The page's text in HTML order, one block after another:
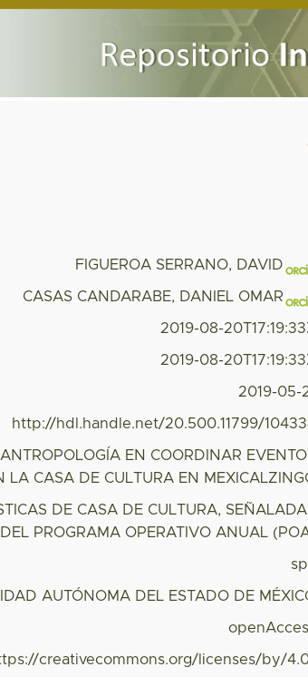
FIGUEROA SERRANO, DAVID
CASAS CANDARABE, DANIEL OMAR
2019-08-
2019-08-
2019-05-
http://hdl.handle.net/20.500.11799/
EN COORDINAR
LA CASA DE CULTURA EN
DE CASA DE CULTURA,
PROGRAMA OPERATIVO ANUAL
AUTÓNOMA DEL ESTADO DE
creativecommons.org/licenses/by/